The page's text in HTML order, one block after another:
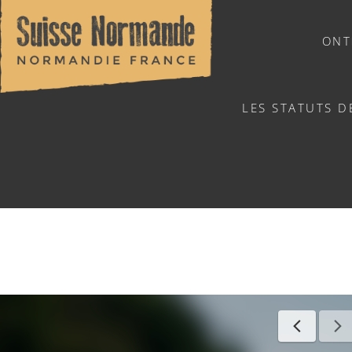
LES STATUTS
Activiteiten Agenda -